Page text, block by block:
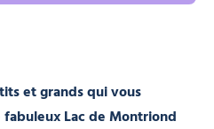
et grands qui vous
Lac de Montriond